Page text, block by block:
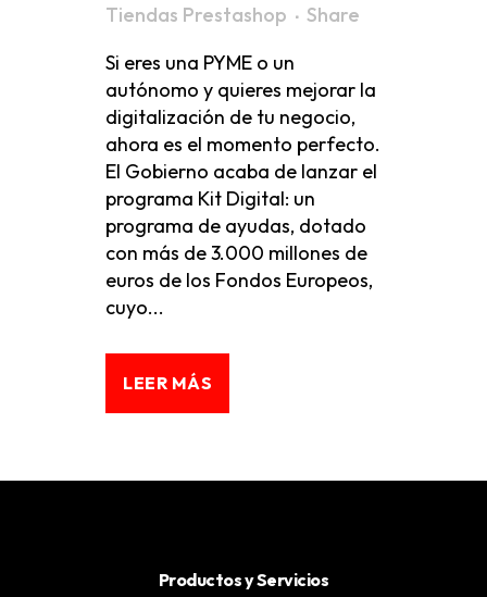
Tiendas Prestashop
Share
Si eres una PYME o un
autónomo y quieres mejorar la
digitalización de tu negocio,
ahora es el momento perfecto.
El Gobierno acaba de lanzar el
programa Kit Digital: un
programa de ayudas, dotado
con más de 3.000 millones de
euros de los Fondos Europeos,
cuyo...
LEER MÁS
Productos y Servicios